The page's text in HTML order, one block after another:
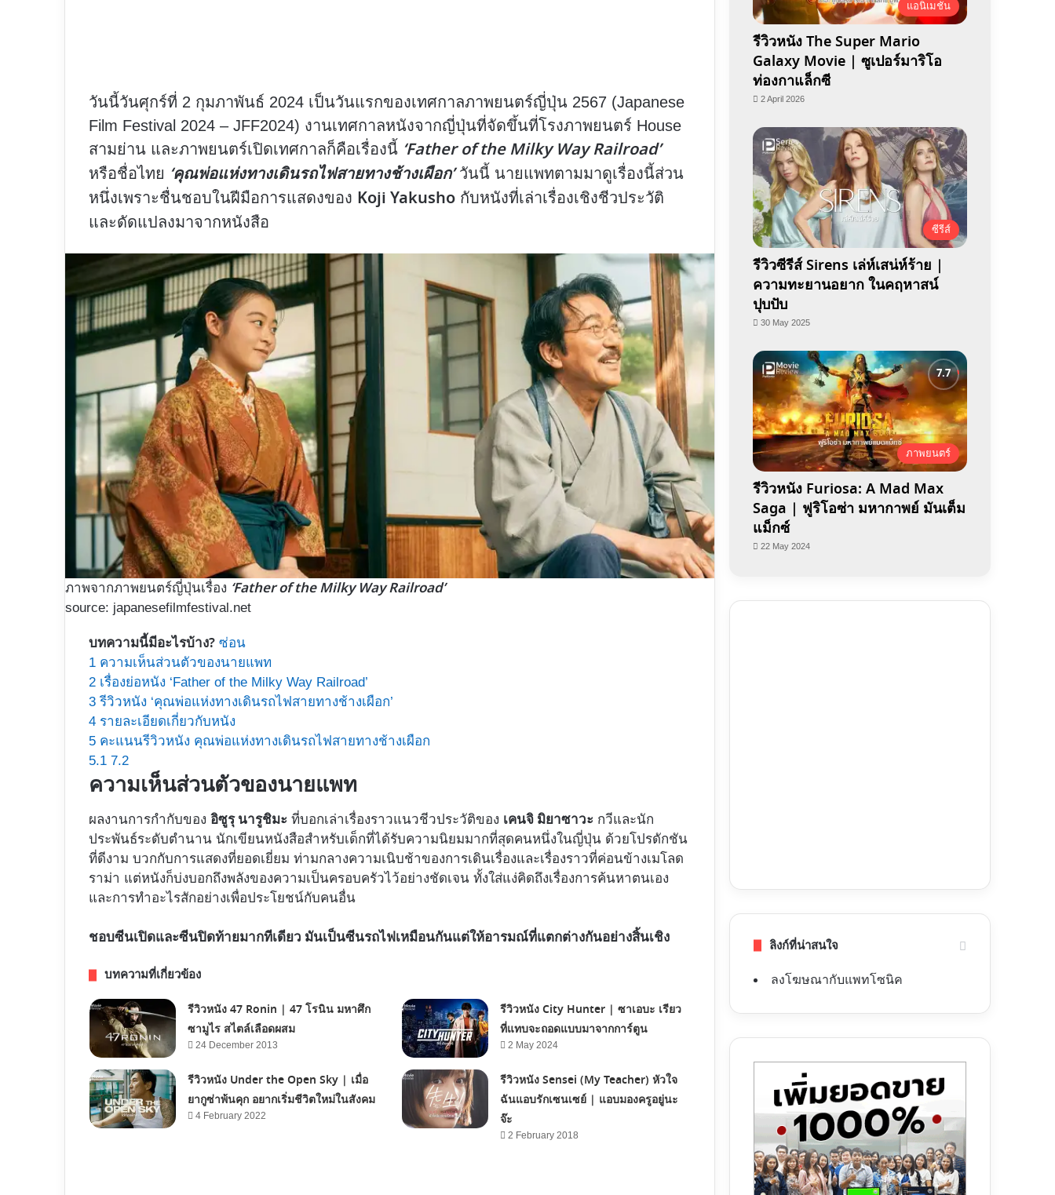
วันนี้วันศุกร์ที่ 2 กุมภาพันธ์ 2024 เป็นวันแรกของเทศกาลภาพยนตร์ญี่ปุ่น 2567 (Japanese
Film Festival 2024 – JFF2024) งานเทศกาลหนังจากญี่ปุ่นที่จัดขึ้นที่โรงภาพยนตร์ House
สามย่าน และภาพยนตร์เปิดเทศกาลก็คือเรื่องนี้ ‘Father of the Milky Way Railroad’
หรือชื่อไทย ‘คุณพ่อแห่งทางเดินรถไฟสายทางช้างเผือก’วันนี้ นายแพทตามมาดูเรื่องนี้ส่วน
หนึ่งเพราะชื่นชอบในฝีมือการแสดงของ Koji Yakusho กับหนังที่เล่าเรื่องเชิงชีวประวัติ
และดัดแปลงมาจากหนังสือ
ภาพจากภาพยนตร์ญี่ปุ่นเรื่อง ‘Father of the Milky Way Railroad’
source: japanesefilmfestival.net
บทความนี้มีอะไรบ้าง? ซ่อน
1 ความเห็นส่วนตัวของนายแพท
2 เรื่องย่อหนัง ‘Father of the Milky Way Railroad’
3 รีวิวหนัง ‘คุณพ่อแห่งทางเดินรถไฟสายทางช้างเผือก’
4 รายละเอียดเกี่ยวกับหนัง
5 คะแนนรีวิวหนัง คุณพ่อแห่งทางเดินรถไฟสายทางช้างเผือก
5.1 7.2
ความเห็นส่วนตัวของนายแพท
ผลงานการกำกับของอิซูรุ นารูชิมะ ที่บอกเล่าเรื่องราวแนวชีวประวัติของ เคนจิ มิยาซาวะ กวีและนัก
ประพันธ์ระดับตำนาน นักเขียนหนังสือสำหรับเด็กที่ได้รับความนิยมมากที่สุดคนหนึ่งในญี่ปุ่น ด้วยโปรดักชัน
ที่ดีงาม บวกกับการแสดงที่ยอดเยี่ยม ท่ามกลางความเนิบช้าของการเดินเรื่องและเรื่องราวที่ค่อนข้างเมโลด
ราม่า แต่หนังก็บ่งบอกถึงพลังของความเป็นครอบครัวไว้อย่างชัดเจน ทั้งใส่แง่คิดถึงเรื่องการค้นหาตนเอง
และการทำอะไรสักอย่างเพื่อประโยชน์กับคนอื่น
ชอบซีนเปิดและซีนปิดท้ายมากทีเดียว มันเป็นซีนรถไฟเหมือนกันแต่ให้อารมณ์ที่แตกต่างกันอย่างสิ้นเชิง
บทความที่เกี่ยวข้อง
รีวิวหนัง 47 Ronin | 47 โรนิน มหาศึก
ซามูไร สไตล์เลือดผสม
24 December 2013
รีวิวหนัง City Hunter | ซาเอบะ เรียว
ที่แทบจะถอดแบบมาจากการ์ตูน
2 May 2024
รีวิวหนัง Under the Open Sky | เมื่อ
ยากูซ่าพ้นคุก อยากเริ่มชีวิตใหม่ในสังคม
4 February 2022
รีวิวหนัง Sensei (My Teacher) หัวใจ
ฉันแอบรักเซนเซย์ | แอบมองครูอยู่นะ
จ๊ะ
2 February 2018
แอนิเมชัน
รีวิวหนัง The Super Mario
Galaxy Movie | ซูเปอร์มาริโอ
ท่องกาแล็กซี
2 April 2026
ซีรีส์
รีวิวซีรีส์ Sirens เล่ห์เสน่ห์ร้าย |
ความทะยานอยาก ในคฤหาสน์
ปุบปับ
30 May 2025
ภาพยนตร์
รีวิวหนัง Furiosa: A Mad Max
Saga | ฟูริโอซ่า มหากาพย์ มันเต็ม
แม็กซ์
22 May 2024
ลิงก์ที่น่าสนใจ
ลงโฆษณากับแพทโซนิค